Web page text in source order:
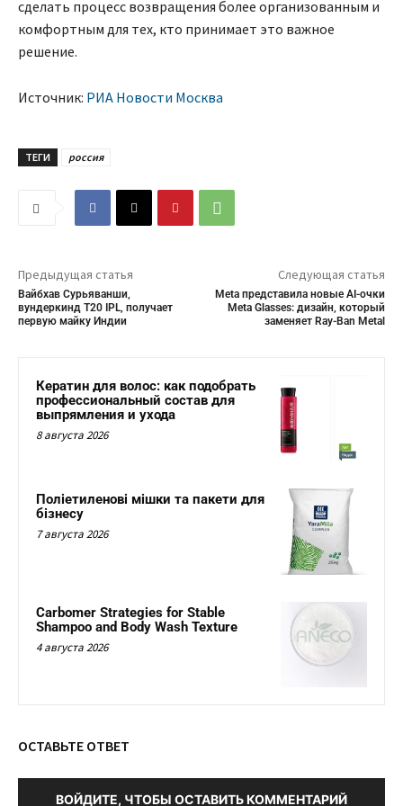
сделать процесс возвращения более организованным и
комфортным для тех, кто принимает это важное
решение.
Источник: РИА Новости Москва
ТЕГИ россия
Предыдущая статья
Вайбхав Сурьяванши,
вундеркинд T20 IPL, получает
первую майку Индии
Следующая статья
Meta представила новые AI-очки
Meta Glasses: дизайн, который
заменяет Ray-Ban Metal
Кератин для волос: как подобрать
профессиональный состав для
выпрямления и ухода
8 августа 2026
Поліетиленові мішки та пакети для
бізнесу
7 августа 2026
Carbomer Strategies for Stable
Shampoo and Body Wash Texture
4 августа 2026
ОСТАВЬТЕ ОТВЕТ
ВОЙДИТЕ, ЧТОБЫ ОСТАВИТЬ КОММЕНТАРИЙ